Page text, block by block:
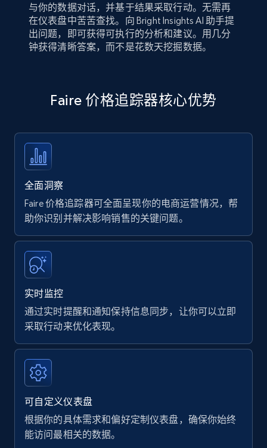
与你的数据对话，并基于结果采取行动。无需再
在仪表盘中苦苦查找。向 Bright Insights AI 助手提
出问题，即可获得可执行的分析和建议。用几分
钟获得清晰答案，而不是花数天挖掘数据。
Faire 价格追踪器核心优势
全面洞察
Faire 价格追踪器可全面呈现你的电商运营情况，帮
助你识别并解决影响销售的关键问题。
实时监控
通过实时提醒和通知保持信息同步，让你可以立即
采取行动来优化表现。
可自定义仪表盘
根据你的具体需求和偏好定制仪表盘，确保你始终
能访问最相关的数据。